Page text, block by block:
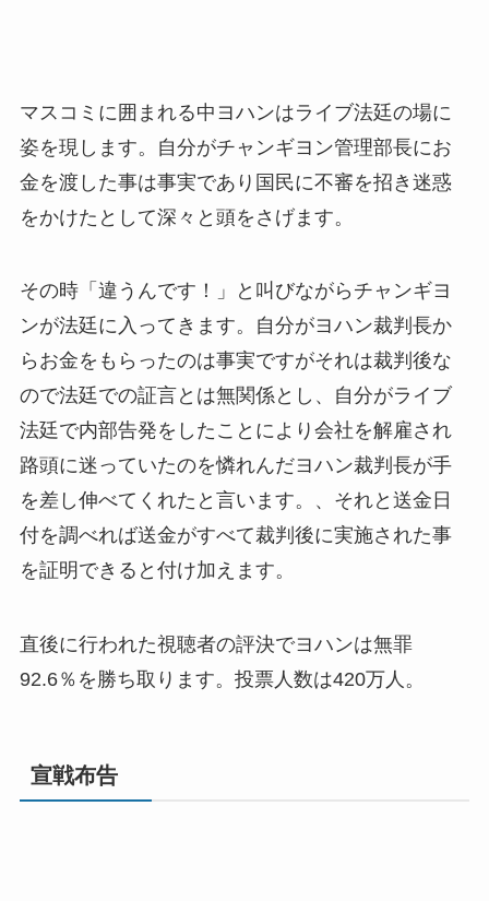
マスコミに囲まれる中ヨハンはライブ法廷の場に
姿を現します。自分がチャンギヨン管理部長にお
金を渡した事は事実であり国民に不審を招き迷惑
をかけたとして深々と頭をさげます。
その時「違うんです！」と叫びながらチャンギヨ
ンが法廷に入ってきます。自分がヨハン裁判長か
らお金をもらったのは事実ですがそれは裁判後な
ので法廷での証言とは無関係とし、自分がライブ
法廷で内部告発をしたことにより会社を解雇され
路頭に迷っていたのを憐れんだヨハン裁判長が手
を差し伸べてくれたと言います。、それと送金日
付を調べれば送金がすべて裁判後に実施された事
を証明できると付け加えます。
直後に行われた視聴者の評決でヨハンは無罪
92.6％を勝ち取ります。投票人数は420万人。
宣戦布告